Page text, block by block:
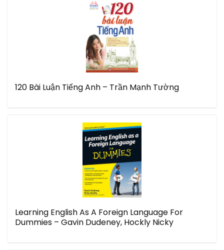
120 Bài Luận Tiếng Anh – Trần Mạnh Tường
Learning English As A Foreign Language For
Dummies – Gavin Dudeney, Hockly Nicky